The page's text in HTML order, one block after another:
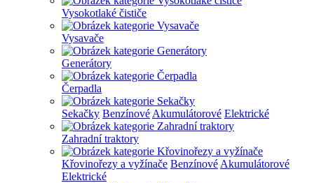
Vysokotlaké čističe
Vysavače
Generátory
Čerpadla
Sekačky Benzínové Akumulátorové Elektrické
Zahradní traktory
Křovinořezy a vyžínače Benzínové Akumulátorové
Elektrické